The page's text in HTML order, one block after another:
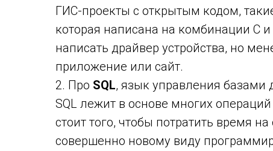
ГИС-проекты с открытым кодом,
которая написана на комбинации C
написать драйвер устройства, но
приложение или сайт.
2. Про SQL, язык управления базами
SQL лежит в основе многих
стоит того, чтобы потратить время
совершенно новому виду